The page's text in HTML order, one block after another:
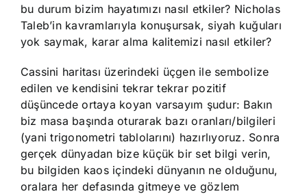
bu durum bizim hayatımızı nasıl etkiler? Nicholas
Taleb’in kavramlarıyla konuşursak, siyah kuğuları
yok saymak, karar alma kalitemizi nasıl etkiler?
Cassini haritası üzerindeki üçgen ile sembolize
edilen ve kendisini tekrar tekrar pozitif
düşüncede ortaya koyan varsayım şudur: Bakın
biz masa başında oturarak bazı oranları/bilgileri
(yani trigonometri tablolarını) hazırlıyoruz. Sonra
gerçek dünyadan bize küçük bir set bilgi verin,
bu bilgiden kaos içindeki dünyanın ne olduğunu,
oralara her defasında gitmeye ve gözlem